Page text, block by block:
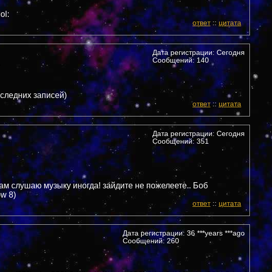
ответ:: цитата
Дата регистрации: Сегодня
Сообщений: 140
записей)
ответ:: цитата
Дата регистрации: Сегодня
Сообщений: 351
слушаю музыку иногда! зайдите не пожелеете.. Боб
8)
ответ:: цитата
Дата регистрации: 36 ***years ***ago
Сообщений: 260